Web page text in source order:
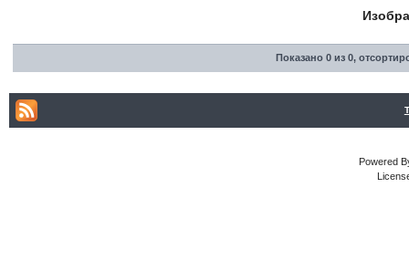
Показано 0 из 0,
Powered